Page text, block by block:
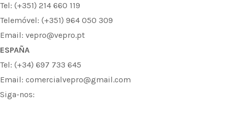
Tel: (+351) 214 660 119
Telemóvel: (+351) 964 050 309
Email: vepro@vepro.pt
ESPAÑA
Tel: (+34) 697 733 645
Email: comercialvepro@gmail.com
Siga-nos: